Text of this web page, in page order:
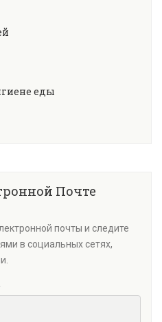
еды
Почте
почты и следите
в социальных сетях,